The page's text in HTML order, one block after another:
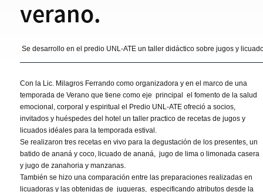
verano.
Se desarrollo en el predio UNL-ATE un taller didáctico sobre jugos y
Con la Lic. Milagros Ferrando como organizadora y en el marco de una
temporada de Verano que tiene como eje principal el fomento de la salud
emocional, corporal y espiritual el Predio UNL-ATE ofreció a socios,
invitados y huéspedes del hotel un taller practico de recetas de jugos y
licuados idéales para la temporada estival.
Se realizaron tres recetas en vivo para la degustación de los presentes, un
batido de ananá y coco, licuado de ananá, jugo de lima o limonada casera
y jugo de zanahoria y manzanas.
También se hizo una comparación entre las preparaciones realizadas en
licuadoras y las obtenidas de jugueras, especificando atributos desde la